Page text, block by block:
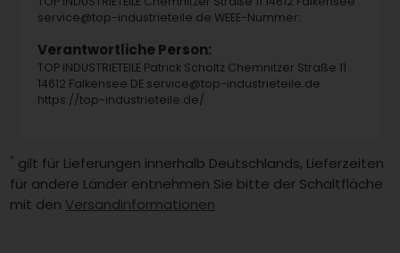
service@top-industrieteile.de WEEE-Nummer:
Verantwortliche Person:
TOP INDUSTRIETEILE Patrick Scholtz Chemnitzer Straße 11
14612 Falkensee DE service@top-industrieteile.de
https://top-industrieteile.de/
* gilt für Lieferungen innerhalb Deutschlands, Lieferzeiten
für andere Länder entnehmen Sie bitte der Schaltfläche
mit den Versandinformationen